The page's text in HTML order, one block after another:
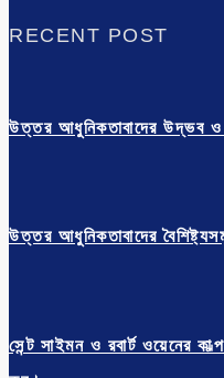
RECENT POST
উত্তর আধুনিকতাবাদের উদ্ভব
উত্তর আধুনিকতাবাদের
সেন্ট সাইমন ও রবার্ট ওয়েনের